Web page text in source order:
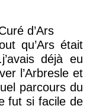
d’Ars
qu’Ars était
déjà eu
l’Arbresle et
parcours du
fut si facile de